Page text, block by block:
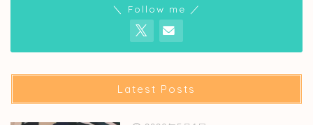
＼ Follow me ／
Latest Posts